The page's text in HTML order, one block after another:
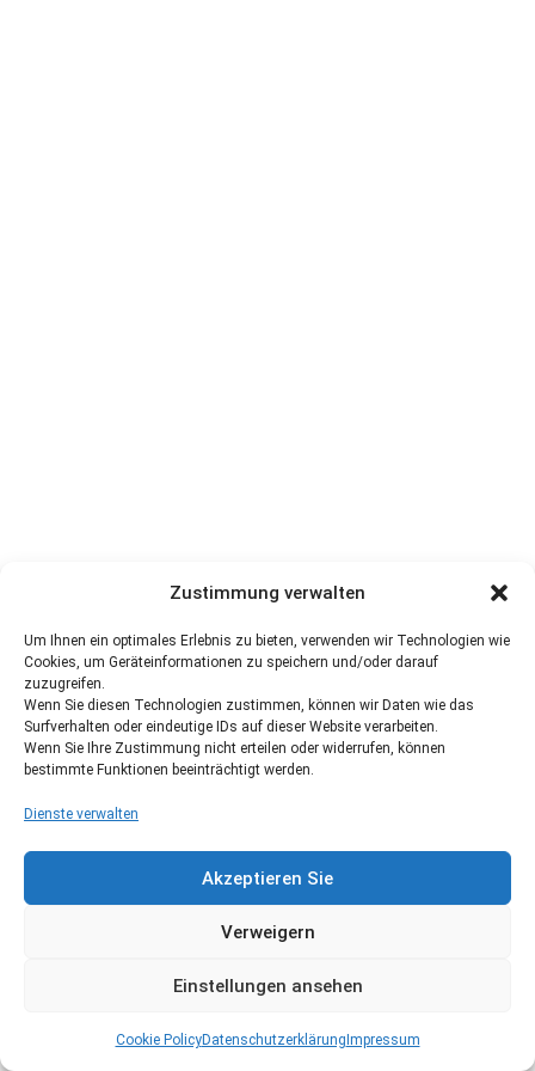
Zustimmung verwalten
Um Ihnen ein optimales Erlebnis zu bieten, verwenden wir Technologien wie
Cookies, um Geräteinformationen zu speichern und/oder darauf
zuzugreifen.
Wenn Sie diesen Technologien zustimmen, können wir Daten wie das
Surfverhalten oder eindeutige IDs auf dieser Website verarbeiten.
Wenn Sie Ihre Zustimmung nicht erteilen oder widerrufen, können
bestimmte Funktionen beeinträchtigt werden.
Dienste verwalten
Akzeptieren Sie
Verweigern
Einstellungen ansehen
Cookie PolicyDatenschutzerklärung Impressum